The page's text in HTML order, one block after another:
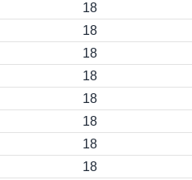
18
18
18
18
18
18
18
18